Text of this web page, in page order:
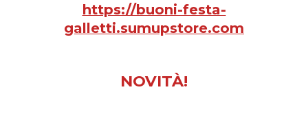
https://buoni-festa-
galletti.sumupstore.com
NOVITÀ!